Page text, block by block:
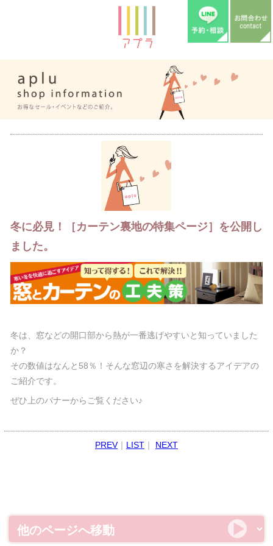
冬に必見！［カーテン裏地の特集ページ］を公開し
ました。
冬は、窓などの開口部から熱が一番逃げやすいと知っていました
か？
その数値はなんと58％！そんな窓辺の寒さを解決するアイデアの
ご紹介です。
ぜひ上のバナーからご覧ください♪
PREV｜ LIST｜ NEXT